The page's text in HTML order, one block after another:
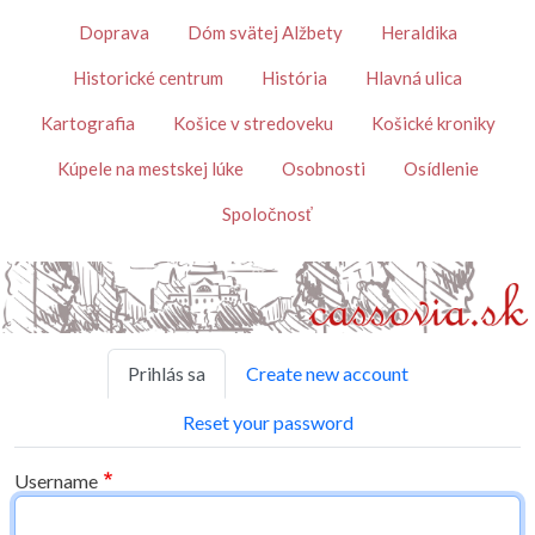
TémyDoprava Dóm svätej Alžbety Heraldika
Historické centrum História Hlavná ulica
Kartografia Košice v stredoveku Košické kroniky
Kúpele na mestskej lúke Osobnosti Osídlenie
Spoločnosť
Primary tabs
Prihlás sa Create new account
Reset your password
Username